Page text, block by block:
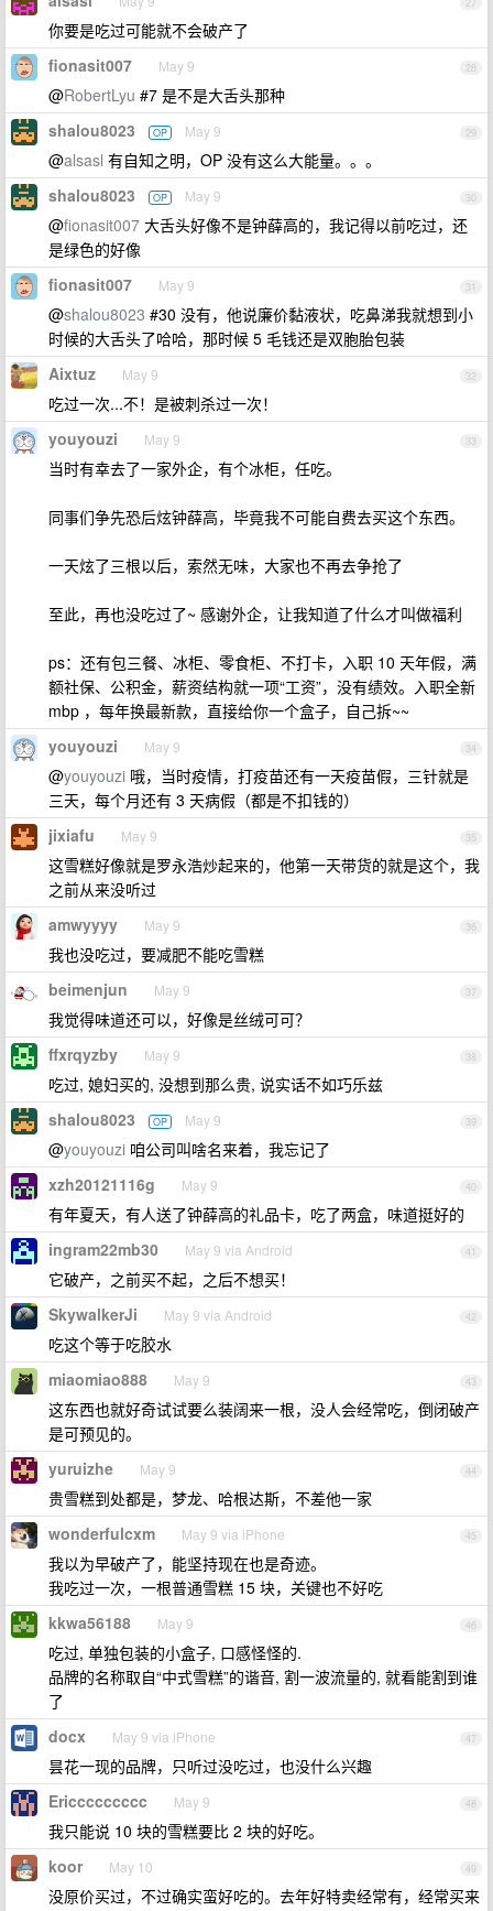
你要是吃过可能就不会破产了
28
fionasit007 May 9
@RobertLyu #7 是不是大舌头那种
29
shalou8023 OP May 9
@alsasl 有自知之明，OP 没有这么大能量。。。
30
shalou8023 OP May 9
@fionasit007 大舌头好像不是钟薛高的，我记得以前吃过，还
是绿色的好像
31
fionasit007 May 9
@shalou8023 #30 没有，他说廉价黏液状，吃鼻涕我就想到小
时候的大舌头了哈哈，那时候 5 毛钱还是双胞胎包装
32
Aixtuz May 9
吃过一次...不！是被刺杀过一次！
33
youyouzi May 9
当时有幸去了一家外企，有个冰柜，任吃。
同事们争先恐后炫钟薛高，毕竟我不可能自费去买这个东西。
一天炫了三根以后，索然无味，大家也不再去争抢了
至此，再也没吃过了~ 感谢外企，让我知道了什么才叫做福利
ps：还有包三餐、冰柜、零食柜、不打卡，入职 10 天年假，满
额社保、公积金，薪资结构就一项“工资”，没有绩效。入职全新
mbp ，每年换最新款，直接给你一个盒子，自己拆~~
34
youyouzi May 9
@youyouzi 哦，当时疫情，打疫苗还有一天疫苗假，三针就是
三天，每个月还有 3 天病假（都是不扣钱的）
35
jixiafu May 9
这雪糕好像就是罗永浩炒起来的，他第一天带货的就是这个，我
之前从来没听过
36
amwyyyy May 9
我也没吃过，要减肥不能吃雪糕
37
beimenjun May 9
我觉得味道还可以，好像是丝绒可可？
38
ffxrqyzby May 9
吃过, 媳妇买的, 没想到那么贵, 说实话不如巧乐兹
39
shalou8023 OP May 9
@youyouzi 咱公司叫啥名来着，我忘记了
40
xzh20121116g May 9
有年夏天，有人送了钟薛高的礼品卡，吃了两盒，味道挺好的
41
ingram22mb30 May 9 via Android
它破产，之前买不起，之后不想买！
42
SkywalkerJi May 9 via Android
吃这个等于吃胶水
43
miaomiao888 May 9
这东西也就好奇试试要么装阔来一根，没人会经常吃，倒闭破产
是可预见的。
44
yuruizhe May 9
贵雪糕到处都是，梦龙、哈根达斯，不差他一家
45
wonderfulcxm May 9 via iPhone
我以为早破产了，能坚持现在也是奇迹。
我吃过一次，一根普通雪糕 15 块，关键也不好吃
46
kkwa56188 May 9
吃过, 单独包装的小盒子, 口感怪怪的.
品牌的名称取自“中式雪糕”的谐音, 割一波流量的, 就看能割到谁
了
47
docx May 9 via iPhone
昙花一现的品牌，只听过没吃过，也没什么兴趣
48
Ericcccccccc May 9
我只能说 10 块的雪糕要比 2 块的好吃。
49
koor May 10
没原价买过，不过确实蛮好吃的。去年好特卖经常有，经常买来